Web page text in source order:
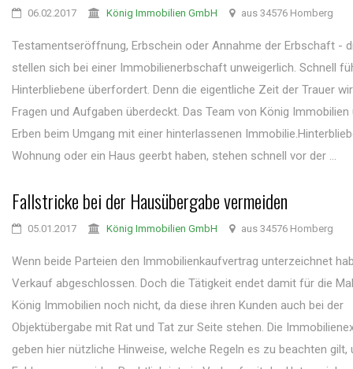
06.02.2017 König Immobilien GmbH aus 34576 Homberg
Testamentseröffnung, Erbschein oder Annahme der Erbschaft -
stellen sich bei einer Immobilienerbschaft unweigerlich. Schnell
Hinterbliebene überfordert. Denn die eigentliche Zeit der Trauer
Fragen und Aufgaben überdeckt. Das Team von König
Erben beim Umgang mit einer hinterlassenen
Wohnung oder ein Haus geerbt haben, stehen schnell vor der ...
Fallstricke bei der Hausübergabe vermeiden
05.01.2017 König Immobilien GmbH aus 34576 Homberg
Wenn beide Parteien den Immobilienkaufvertrag unterzeichnet
Verkauf abgeschlossen. Doch die Tätigkeit endet damit für die
König Immobilien noch nicht, da diese ihren Kunden auch bei der
Objektübergabe mit Rat und Tat zur Seite stehen. Die
geben hier nützliche Hinweise, welche Regeln es zu beachten